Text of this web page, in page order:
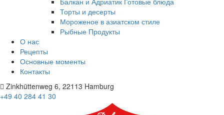
Торты и десерты
Мороженое в азиатском стиле
Рыбные Продукты
О нас
Рецепты
Основные моменты
Контакты
Zinkhüttenweg 6, 22113 Hamburg
+49 40 284 41 30